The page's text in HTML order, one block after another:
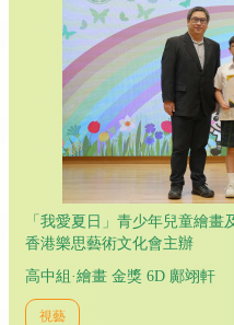
「我愛夏日」青少年兒童繪畫
香港樂思藝術文化會主辦
高中組·繪畫 金獎 6D 鄺翊軒
視藝